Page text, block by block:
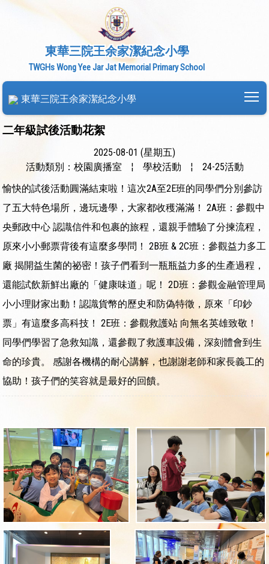
東華三院王余家潔紀念小學
TWGHs Wong Yee Jar Jat Memorial Primary School
東華三院王余家潔紀念小學
二年級試後活動花絮
2025-08-01 (星期五)
活動類別：校園廣播室
¦ 學校活動 ¦
24-25活動
愉快的試後活動圓滿結束啦！這次2A至2E班的同學們分別參訪
了五大特色場所，邊玩邊學，大家都收穫滿滿！ 2A班：參觀中
央郵政中心 認識信件和包裹的旅程，還親手體驗了分揀流程，
原來小小郵票背後有這麼多學問！ 2B班 & 2C班：參觀益力多工
廠 揭開益生菌的祕密！孩子們看到一瓶瓶益力多的生產過程，
還能試飲新鮮出廠的「健康味道」呢！ 2D班：參觀金融管理局
小小理財家出動！認識貨幣的歷史和防偽特徵，原來「印鈔
票」有這麼多高科技！ 2E班：參觀救護站 向無名英雄致敬！
同學們學習了急救知識，還參觀了救護車設備，深刻體會到生
命的珍貴。 感謝各機構的耐心講解，也謝謝老師和家長義工的
協助！孩子們的笑容就是最好的回饋。